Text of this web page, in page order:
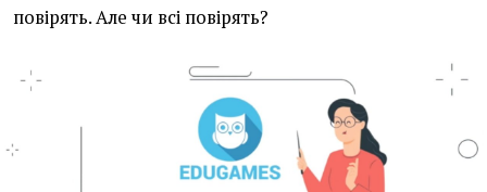
повірять. Але чи всі повірять?